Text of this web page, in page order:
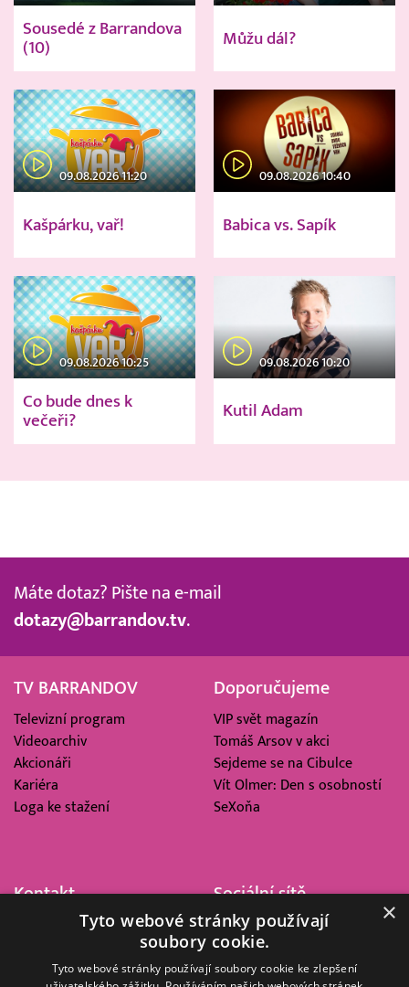
Sousedé z Barrandova
(10)
Můžu dál?
09.08.2026 11:20
Kašpárku, vař!
09.08.2026 10:40
Babica vs. Sapík
09.08.2026 10:25
Co bude dnes k
večeři?
09.08.2026 10:20
Kutil Adam
Máte dotaz? Pište na e-mail
dotazy@barrandov.tv.
TV BARRANDOV
Televizní program
Videoarchiv
Akcionáři
Kariéra
Loga ke stažení
Doporučujeme
VIP svět magazín
Tomáš Arsov v akci
Sejdeme se na Cibulce
Vít Olmer: Den s osobností
SeXoňa
Kontakt
Barrandov Televizní Studio,
Kříženeckého nám. 322
Sociální sítě
×
Tyto webové stránky používají
soubory cookie.
Tyto webové stránky používají soubory cookie ke zlepšení